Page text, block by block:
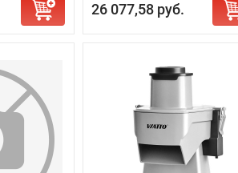
26 077,58 руб.